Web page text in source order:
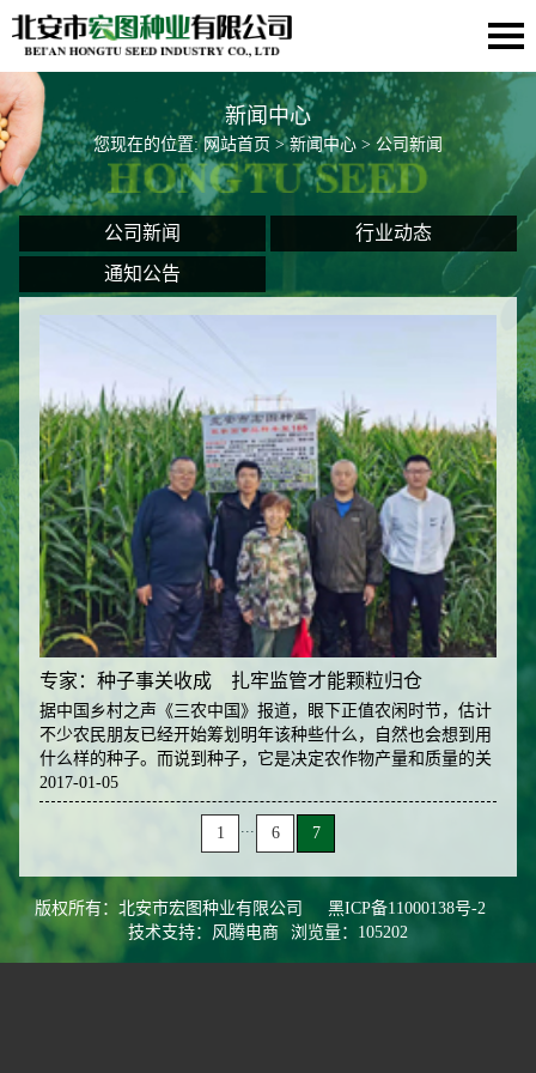
新闻中心
您现在的位置:网站首页 >新闻中心 > 公司新闻
公司新闻
行业动态
通知公告
专家：种子事关收成 扎牢监管才能颗粒归仓
据中国乡村之声《三农中国》报道，眼下正值农闲时节，估计
不少农民朋友已经开始筹划明年该种些什么，自然也会想到用
什么样的种子。而说到种子，它是决定农作物产量和质量的关
键因素。良种在农业丰产的所
2017-01-05
1 ... 6 7
版权所有：北安市宏图种业有限公司
黑ICP备11000138号-2
技术支持：风腾电商
浏览量：105202